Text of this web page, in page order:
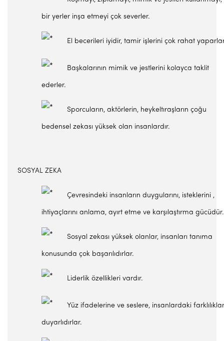
bir yerler inşa etmeyi çok severler.
El becerileri iyidir, tamir işlerini çok rahat
Başkalarının mimik ve jestlerini kolayca taklit
ederler.
Sporcuların, aktörlerin, heykeltıraşların çoğu
bedensel zekası yüksek olan insanlardır.
SOSYAL ZEKA
Çevresindeki insanların duygularını, isteklerini ,
ihtiyaçlarını anlama, ayırt etme ve karşılaştırma gücüdür.
Sosyal zekası yüksek olanlar, insanları tanıma
konusunda çok başarılıdırlar.
Liderlik özellikleri vardır.
Yüz ifadelerine ve seslere, insanlardaki
duyarlıdırlar.